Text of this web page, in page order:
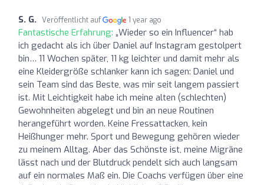
S. G. Veröffentlicht auf 1 year ago
Fantastische Erfahrung: „Wieder so ein Influencer“ hab
ich gedacht als ich über Daniel auf Instagram gestolpert
bin… 11 Wochen später, 11 kg leichter und damit mehr als
eine Kleidergröße schlanker kann ich sagen: Daniel und
sein Team sind das Beste, was mir seit langem passiert
ist. Mit Leichtigkeit habe ich meine alten (schlechten)
Gewohnheiten abgelegt und bin an neue Routinen
herangeführt worden. Keine Fressattacken, kein
Heißhunger mehr. Sport und Bewegung gehören wieder
zu meinem Alltag. Aber das Schönste ist, meine Migräne
lässt nach und der Blutdruck pendelt sich auch langsam
auf ein normales Maß ein. Die Coachs verfügen über eine